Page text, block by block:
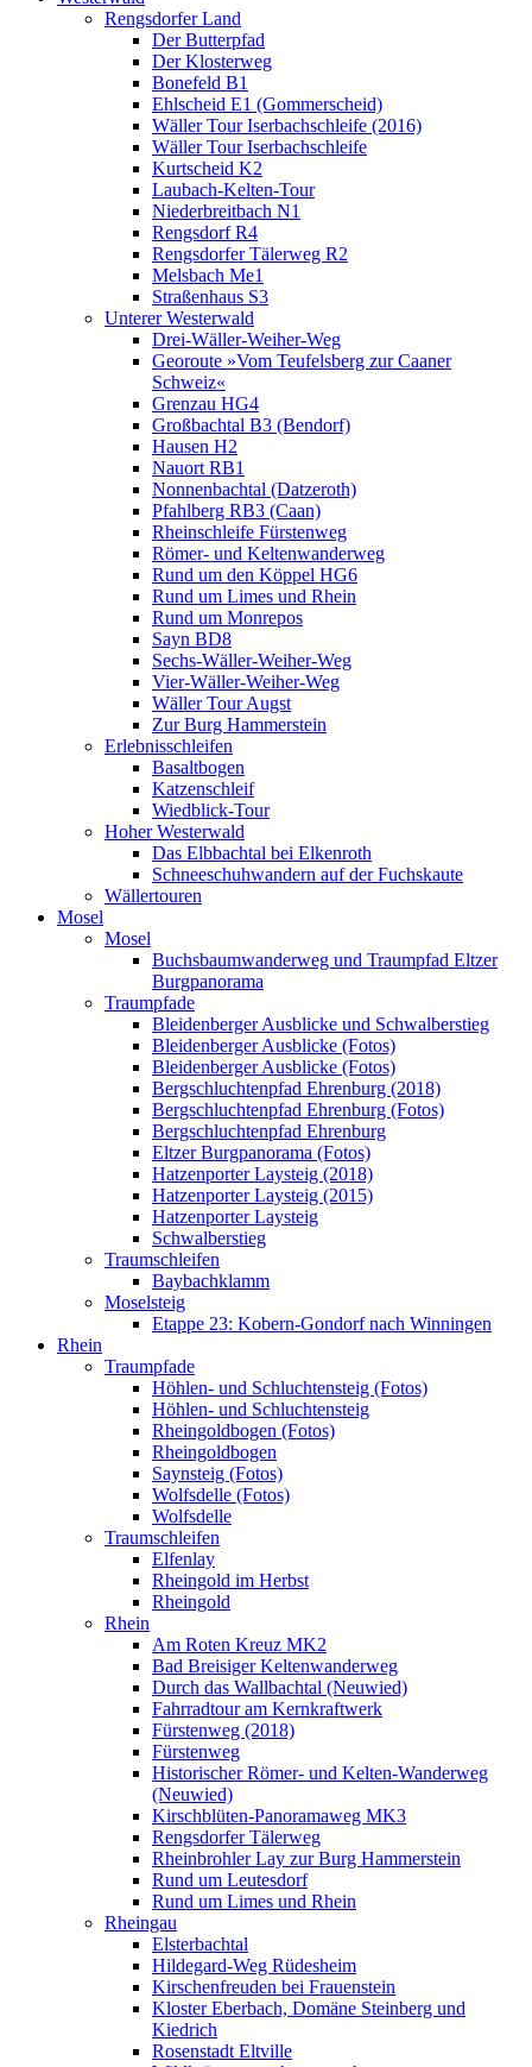
Rengsdorfer Land
Der Butterpfad
Der Klosterweg
Bonefeld B1
Ehlscheid E1 (Gommerscheid)
Wäller Tour Iserbachschleife (2016)
Wäller Tour Iserbachschleife
Kurtscheid K2
Laubach-Kelten-Tour
Niederbreitbach N1
Rengsdorf R4
Rengsdorfer Tälerweg R2
Melsbach Me1
Straßenhaus S3
Unterer Westerwald
Drei-Wäller-Weiher-Weg
Georoute »Vom Teufelsberg zur Caaner
Schweiz«
Grenzau HG4
Großbachtal B3 (Bendorf)
Hausen H2
Nauort RB1
Nonnenbachtal (Datzeroth)
Pfahlberg RB3 (Caan)
Rheinschleife Fürstenweg
Römer- und Keltenwanderweg
Rund um den Köppel HG6
Rund um Limes und Rhein
Rund um Monrepos
Sayn BD8
Sechs-Wäller-Weiher-Weg
Vier-Wäller-Weiher-Weg
Wäller Tour Augst
Zur Burg Hammerstein
Erlebnisschleifen
Basaltbogen
Katzenschleif
Wiedblick-Tour
Hoher Westerwald
Das Elbbachtal bei Elkenroth
Schneeschuhwandern auf der Fuchskaute
Wällertouren
Mosel
Mosel
Buchsbaumwanderweg und Traumpfad Eltzer
Burgpanorama
Traumpfade
Bleidenberger Ausblicke und Schwalberstieg
Bleidenberger Ausblicke (Fotos)
Bleidenberger Ausblicke (Fotos)
Bergschluchtenpfad Ehrenburg (2018)
Bergschluchtenpfad Ehrenburg (Fotos)
Bergschluchtenpfad Ehrenburg
Eltzer Burgpanorama (Fotos)
Hatzenporter Laysteig (2018)
Hatzenporter Laysteig (2015)
Hatzenporter Laysteig
Schwalberstieg
Traumschleifen
Baybachklamm
Moselsteig
Etappe 23: Kobern-Gondorf nach Winningen
Rhein
Traumpfade
Höhlen- und Schluchtensteig (Fotos)
Höhlen- und Schluchtensteig
Rheingoldbogen (Fotos)
Rheingoldbogen
Saynsteig (Fotos)
Wolfsdelle (Fotos)
Wolfsdelle
Traumschleifen
Elfenlay
Rheingold im Herbst
Rheingold
Rhein
Am Roten Kreuz MK2
Bad Breisiger Keltenwanderweg
Durch das Wallbachtal (Neuwied)
Fahrradtour am Kernkraftwerk
Fürstenweg (2018)
Fürstenweg
Historischer Römer- und Kelten-Wanderweg
(Neuwied)
Kirschblüten-Panoramaweg MK3
Rengsdorfer Tälerweg
Rheinbrohler Lay zur Burg Hammerstein
Rund um Leutesdorf
Rund um Limes und Rhein
Rheingau
Elsterbachtal
Hildegard-Weg Rüdesheim
Kirschenfreuden bei Frauenstein
Kloster Eberbach, Domäne Steinberg und
Kiedrich
Rosenstadt Eltville